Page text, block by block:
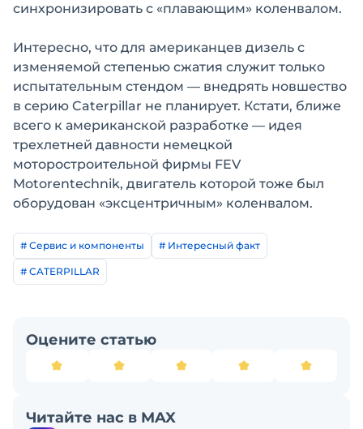
синхронизировать с «плавающим» коленвалом.
Интересно, что для американцев дизель с
изменяемой степенью сжатия служит только
испытательным стендом — внедрять новшество
в серию Caterpillar не планирует. Кстати, ближе
всего к американской разработке — идея
трехлетней давности немецкой
моторостроительной фирмы FEV
Motorentechnik, двигатель которой тоже был
оборудован «эксцентричным» коленвалом.
# Сервис и компоненты # Интересный факт
# CATERPILLAR
Оцените статью
Читайте нас в MAX